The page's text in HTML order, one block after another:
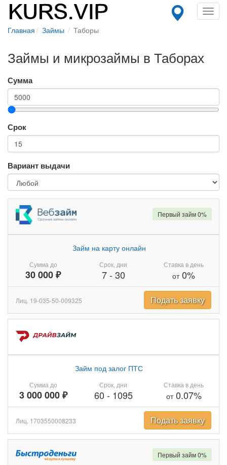
Главная Займы Таборы
Займы и микрозаймы в Таборах
Сумма
Срок
Вариант выдачи
Сумма до
30 000 ₽
Займ на карту онлайн
Срок, дни
7- 30
Ставка в день
от0%
Первый займ 0%
Лиц. 19-035-50-009325 Подать заявку
Сумма до
3 000 000 ₽
Займ под залог ПТС
Срок, дни
60 - 1095
Ставка в день
от0.07%
Лиц. 1703550008233 Подать заявку
Первый займ 0%